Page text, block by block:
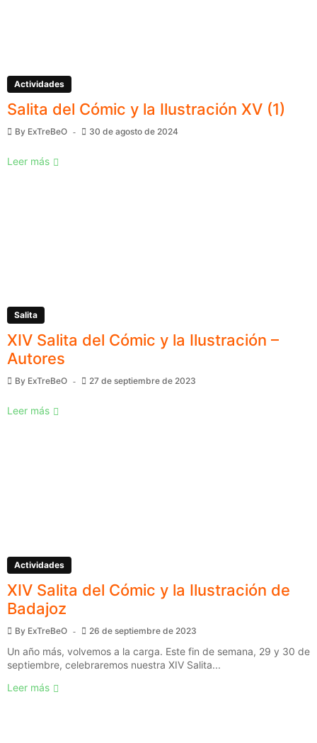
Actividades
Salita del Cómic y la Ilustración XV (1)
By ExTreBeO 30 de agosto de 2024
Leer más
Salita
XIV Salita del Cómic y la Ilustración –
Autores
By ExTreBeO 27 de septiembre de 2023
Leer más
Actividades
XIV Salita del Cómic y la Ilustración de
Badajoz
By ExTreBeO 26 de septiembre de 2023
Un año más, volvemos a la carga. Este fin de semana, 29 y 30 de
septiembre, celebraremos nuestra XIV Salita...
Leer más